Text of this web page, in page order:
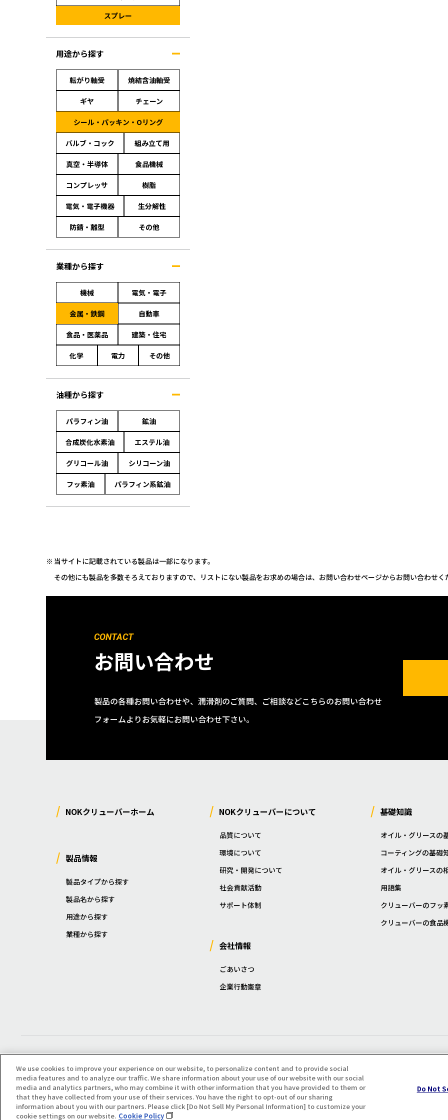
スプレー
用途から探す
転がり軸受 焼結含油軸受
ギヤ チェーン
シール・パッキン・Oリング
バルブ・コック 組み立て用
真空・半導体 食品機械
コンプレッサ 樹脂
電気・電子機器 生分解性
防錆・離型 その他
業種から探す
機械 電気・電子
金属・鉄鋼 自動車
食品・医薬品 建築・住宅
化学 電力 その他
油種から探す
パラフィン油 鉱油
合成炭化水素油 エステル油
グリコール油 シリコーン油
フッ素油 パラフィン系鉱油
当サイトに記載されている製品は一部になります。
その他にも製品を多数そろえておりますので、リストにない製品をお求めの場合は、お問い合わせページからお問い合わせく
CONTACT
お問い合わせ
製品の各種お問い合わせや、潤滑剤のご質問、ご相談などこちらのお問い合わせ
フォームよりお気軽にお問い合わせ下さい。
NOKクリューバーホーム
製品情報
製品タイプから探す
製品名から探す
用途から探す
業種から探す
NOKクリューバーについて
品質について
環境について
研究・開発について
社会貢献活動
サポート体制
会社情報
ごあいさつ
企業行動憲章
基礎知識
オイル・グリースの
コーティングの基礎
オイル・グリースの
用語集
クリューバーのフッ
クリューバーの食品
プライバシー・クッキーポリシ
Copyright(C) All Right Reserved. Producted by NOK KLÜBER CO., LTD.
We use cookies to improve your experience on our website, to personalize content and to provide social
media features and to analyze our traffic. We share information about your use of our website with our social
media and analytics partners, who may combine it with other information that you have provided to them or
that they have collected from your use of their services. You have the right to opt-out of our sharing
information about you with our partners. Please click [Do Not Sell My Personal Information] to customize your
cookie settings on our website. Cookie Policy
Do Not